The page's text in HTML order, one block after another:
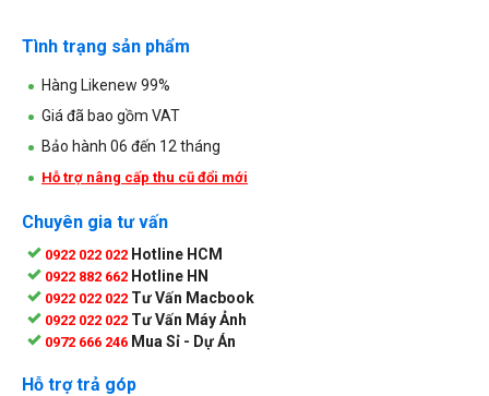
Tình trạng sản phẩm
Hàng Likenew 99%
Giá đã bao gồm VAT
Bảo hành 06 đến 12 tháng
Hỗ trợ nâng cấp thu cũ đổi mới
Chuyên gia tư vấn
0922 022 022 Hotline HCM
0922 882 662 Hotline HN
0922 022 022 Tư Vấn Macbook
0922 022 022 Tư Vấn Máy Ảnh
0972 666 246 Mua Sỉ - Dự Án
Hỗ trợ trả góp